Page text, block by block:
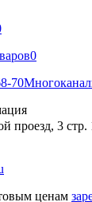
0
70
проезд, 3
ценам